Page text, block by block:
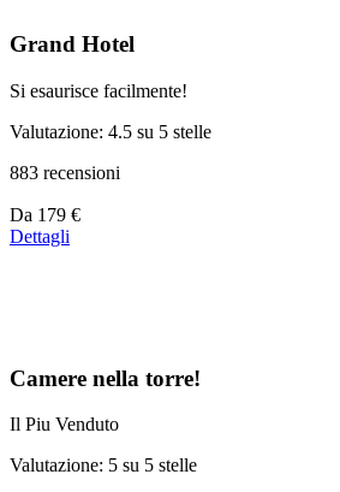
Grand Hotel
Si esaurisce facilmente!
Valutazione: 4.5 su 5 stelle
883 recensioni
Prezzo
a
Da 179 €
Dettagli
Camere nella torre!
Il Piu Venduto
Valutazione: 5 su 5 stelle